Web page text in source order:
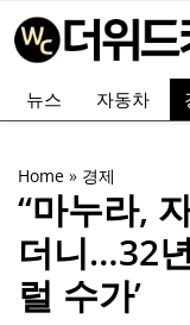
텐
뉴스 자동차
Home » 경제
“마누라,
더니…32
럴 수가’